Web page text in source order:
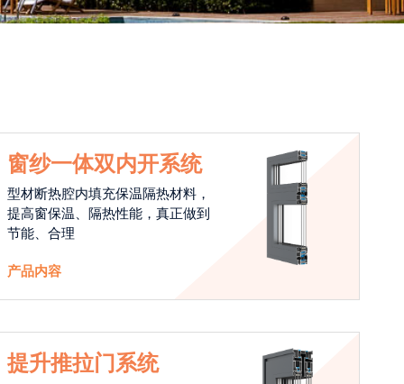
窗纱一体双内开系统
型材断热腔内填充保温隔热材料，
提高窗保温、隔热性能，真正做到
节能、合理
产品内容
提升推拉门系统